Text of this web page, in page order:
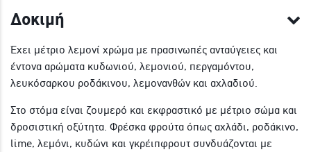
Δοκιμή
Έχει μέτριο λεμονί χρώμα με πρασινωπές ανταύγειες και
έντονα αρώματα κυδωνιού, λεμονιού, περγαμόντου,
λευκόσαρκου ροδάκινου, λεμονανθών και αχλαδιού.
Στο στόμα είναι ζουμερό και εκφραστικό με μέτριο σώμα και
δροσιστική οξύτητα. Φρέσκα φρούτα όπως αχλάδι, ροδάκινο,
lime, λεμόνι, κυδώνι και γκρέιπφρουτ συνδυάζονται με